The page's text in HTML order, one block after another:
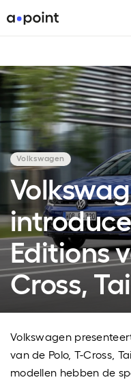
Editions
Cross,
Volkswagen
van de Polo, T-Cross,
modellen hebben de
Volkswagen